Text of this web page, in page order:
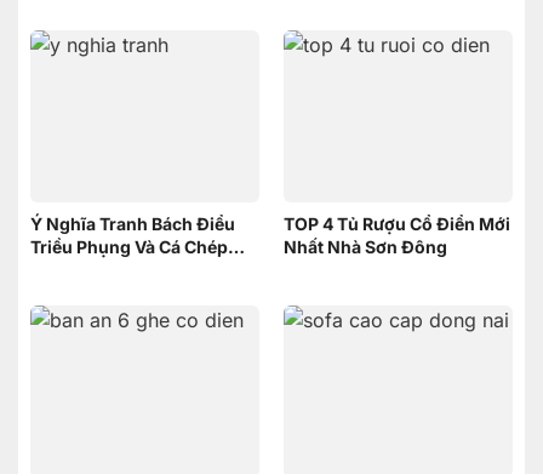
Ý Nghĩa Tranh Bách Điểu
Triều Phụng Và Cá Chép
TOP 4 Tủ Rượu Cổ Điển Mới
Nhất Nhà Sơn Đông